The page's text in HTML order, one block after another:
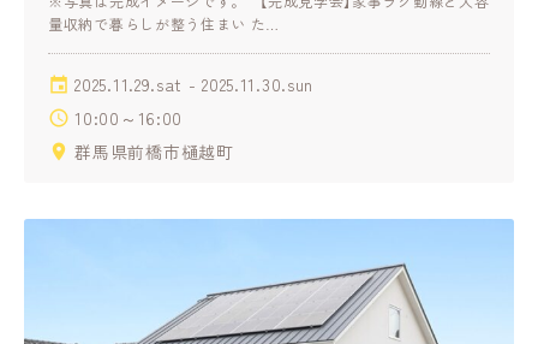
量収納で暮らしが整う住まい た…
2025.11.29.sat - 2025.11.30.sun
10:00～16:00
群馬県前橋市樋越町